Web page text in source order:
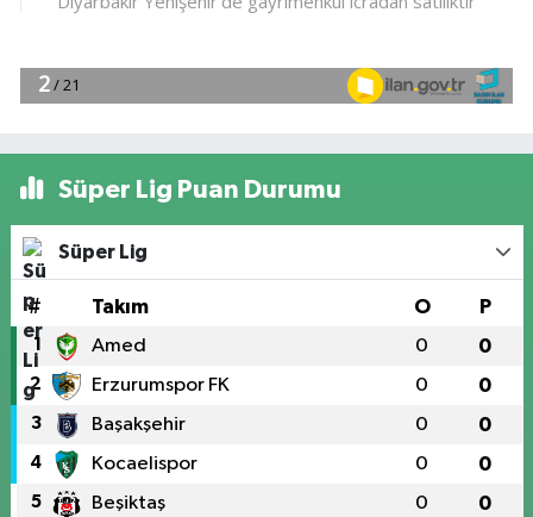
Süper Lig Puan Durumu
Süper Lig
# Takım O P
1 Amed 0 0
2 Erzurumspor FK 0 0
3 Başakşehir 0 0
4 Kocaelispor 0 0
5 Beşiktaş 0 0